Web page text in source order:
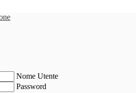
Nome Utente
Password